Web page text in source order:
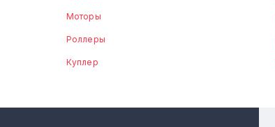
Моторы
Роллеры
Куплер